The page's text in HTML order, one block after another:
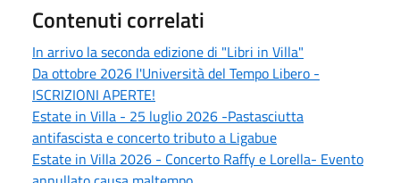
Contenuti correlati
In arrivo la seconda edizione di "Libri in Villa"
Da ottobre 2026 l'Università del Tempo Libero -
ISCRIZIONI APERTE!
Estate in Villa - 25 luglio 2026 -Pastasciutta
antifascista e concerto tributo a Ligabue
Estate in Villa 2026 - Concerto Raffy e Lorella- Evento